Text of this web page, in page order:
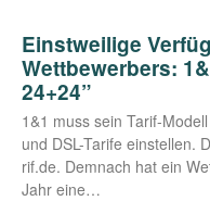
Einstweilige
Wettbewerbers:
24+24”
1&1 muss sein Tarif-
und DSL-Tari­­fe ein­stel­len.
rif​.de. Dem­nach hat ein
Jahr eine…